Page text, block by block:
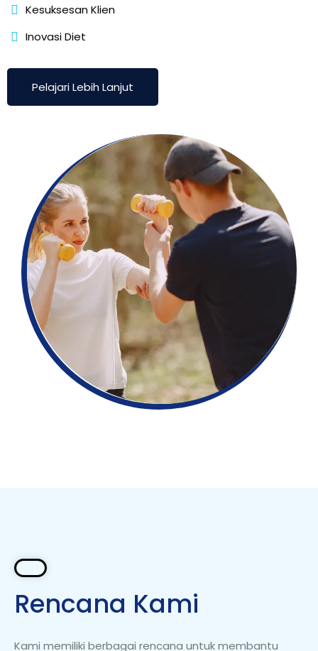
Kesuksesan Klien
Inovasi Diet
Pelajari Lebih Lanjut
Rencana Kami
Kami memiliki berbagai rencana untuk membantu